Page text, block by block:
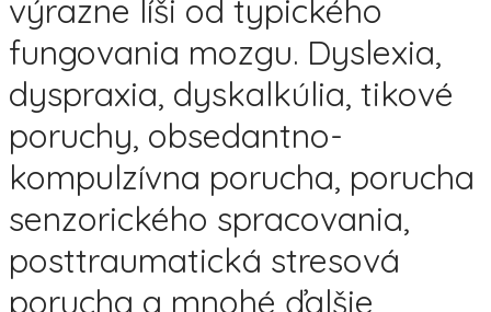
výrazne líši od typického
fungovania mozgu. Dyslexia,
dyspraxia, dyskalkúlia, tikové
poruchy, obsedantno-
kompulzívna porucha, porucha
senzorického spracovania,
posttraumatická stresová
porucha a mnohé ďalšie